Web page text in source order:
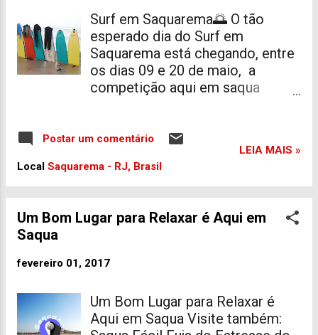
Surf em Saquarema🌅 O tão
esperado dia do Surf em
Saquarema está chegando, entre
os dias 09 e 20 de maio, a
competição aqui em saqua
Para muitos surfistas da qui, será
uma ótima oportunidade de
começar a se profissionalizar
ainda mais nessa areá, e nós
queridinhos de nossa cidade. O
estamos torcendo para ter ondas
todos nós maravilhados. Saiba
mais em: ricosurf.com.br
Postar um comentário
Local Saquarema - RJ, Brasil
LEIA MAIS »
Um Bom Lugar para Relaxar é Aqui em
Saqua
fevereiro 01, 2017
Um Bom Lugar para Relaxar é
Aqui em Saqua Visite também: